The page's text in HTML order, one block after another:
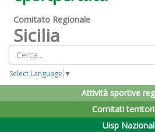
Comitato Regionale
Sicilia
Select Language ▼
Attività sportive
Comitati
Uisp